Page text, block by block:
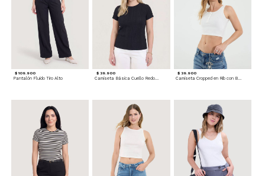
$ 109.900
Pantalón Fluido Tiro Alto
$ 39.900
Camiseta Básica Cuello Redondo
$ 39.900